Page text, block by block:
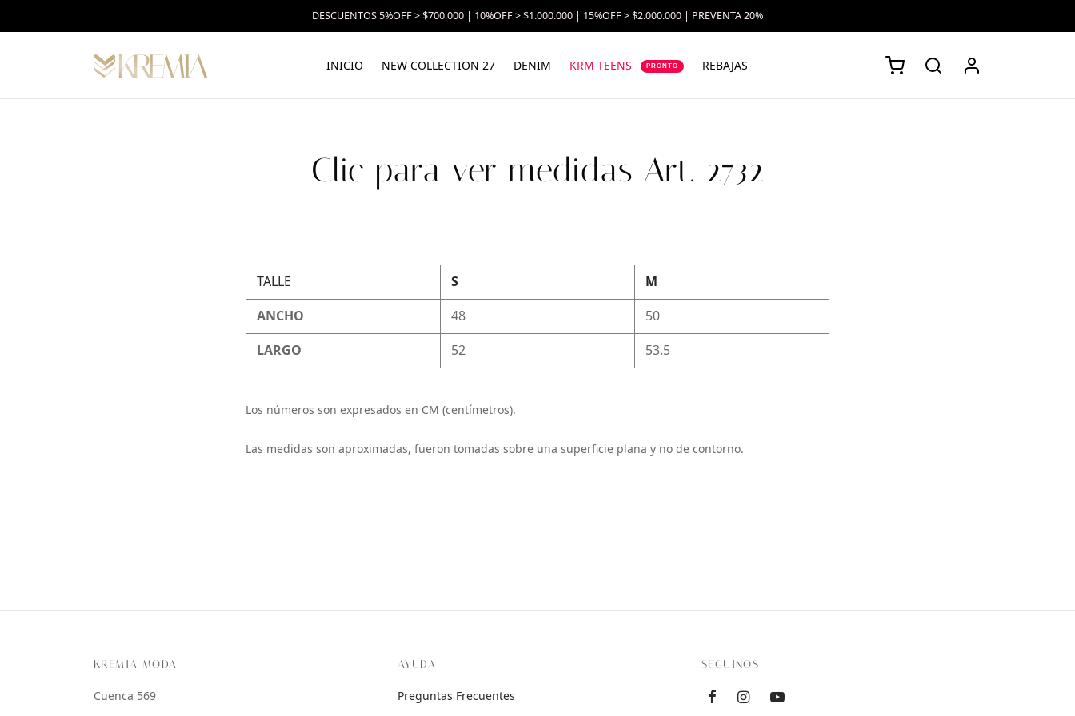
DESCUENTOS 5%OFF > $700.000 | 10%OFF > $1.000.000 | 15%OFF > $2.000.000 | PREVENTA 20%
INICIO NEW COLLECTION 27 DENIM KRM TEENS PRONTO REBAJAS
Clic para ver medidas Art. 2732
TALLE S
M
ANCHO
48
50
LARGO
52 53.5
Los números son expresados en CM (centímetros).
Las medidas son aproximadas, fueron tomadas sobre una superficie plana y no de contorno.
KREMIA MODA
Cuenca 569
AYUDA
Preguntas Frecuentes
SEGUINOS